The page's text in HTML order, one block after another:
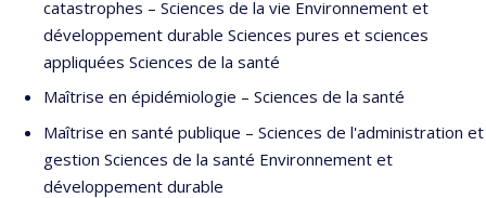
catastrophes – Sciences de la vie Environnement et
développement durable Sciences pures et sciences
appliquées Sciences de la santé
Maîtrise en épidémiologie – Sciences de la santé
Maîtrise en santé publique – Sciences de l'administration et
gestion Sciences de la santé Environnement et
développement durable